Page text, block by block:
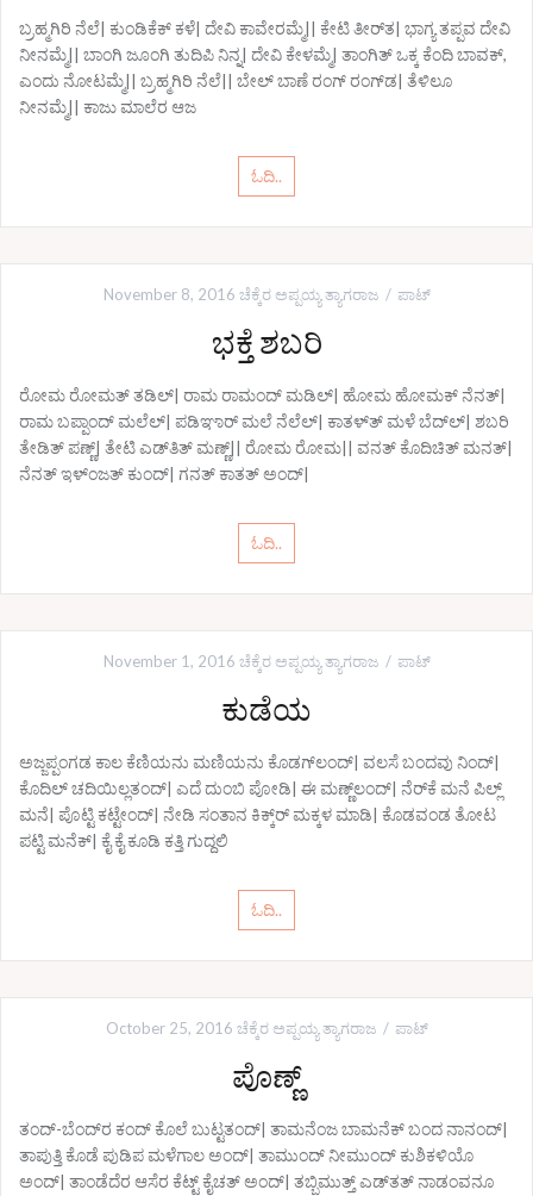
ಬ್ರಹ್ಮಗಿರಿ ನೆಲೆ| ಕುಂಡಿಕೆಕ್ ಕಳೆ| ದೇವಿ ಕಾವೇರಮ್ಮೆ|| ಕೇಟಿ ತೀರ್‌ತ| ಭಾಗ್ಯ ತಪ್ಪವ ದೇವಿ
ನೀನಮ್ಮೆ|| ಬಾಂಗಿ ಜೂಂಗಿ ತುದಿಪಿ ನಿನ್ನ| ದೇವಿ ಕೇಳಮ್ಮೆ| ತಾಂಗಿತ್ ಒಕ್ಕ ಕೆಂದಿ ಬಾವಕ್,
ಎಂದು ನೋಟಮ್ಮೆ|| ಬ್ರಹ್ಮಗಿರಿ ನೆಲೆ|| ಬೇಲ್ ಬಾಣೆ ರಂಗ್ ರಂಗ್‌ಡ| ತೆಳಿಲೂ
ನೀನಮ್ಮೆ|| ಕಾಜು ಮಾಲೆರ ಆಜ
ಓದಿ..
November 8, 2016 ಚೆಕ್ಕೆರ ಅಪ್ಪಯ್ಯ ತ್ಯಾಗರಾಜ ಪಾಟ್
ಭಕ್ತೆ ಶಬರಿ
ರೋಮ ರೋಮತ್ ತಡಿಲ್| ರಾಮ ರಾಮಂದ್ ಮಡಿಲ್| ಹೋಮ ಹೋಮಕ್ ನೆನತ್|
ರಾಮ ಬಪ್ಪಾಂದ್ ಮಲೆಲ್| ಪಡಿಞಾರ್‍ ಮಲೆ ನೆಲೆಲ್| ಕಾತಳ್‌ತ್ ಮಳೆ ಬೆದ್‌ಲ್| ಶಬರಿ
ತೇಡಿತ್ ಪಣ್ಣ್| ತೇಟಿ ಎಡ್‌ತಿತ್ ಮಣ್ಣ್|| ರೋಮ ರೋಮ|| ವನತ್ ಕೊದಿಚಿತ್ ಮನತ್|
ನೆನತ್ ಇಳ್ಂಜತ್ ಕುಂದ್| ಗನತ್ ಕಾತತ್ ಅಂದ್|
ಓದಿ..
November 1, 2016 ಚೆಕ್ಕೆರ ಅಪ್ಪಯ್ಯ ತ್ಯಾಗರಾಜ ಪಾಟ್
ಕುಡೆಯ
ಅಜ್ಜಪ್ಪಂಗಡ ಕಾಲ ಕೆಣಿಯನು ಮಣಿಯನು ಕೊಡಗ್‌ಲಂದ್| ವಲಸೆ ಬಂದವು ನಿಂದ್|
ಕೊದಿಲ್ ಚದಿಯಿಲ್ಲತಂದ್| ಎದೆ ದುಂಬಿ ಪೋಡಿ| ಈ ಮಣ್ಣ್‌ಲಂದ್| ನೆರ್‌ಕೆ ಮನೆ ಪಿಲ್ಲ್
ಮನೆ| ಪೊಟ್ಟಿ ಕಟ್ಟೇಂದ್| ನೇಡಿ ಸಂತಾನ ಕಿಕ್ಕ್‌ರ್‍ ಮಕ್ಕಳ ಮಾಡಿ| ಕೊಡವಂಡ ತೋಟ
ಪಟ್ಟಿ ಮನೆಕ್| ಕೈ ಕೈ ಕೂಡಿ ಕತ್ತಿ ಗುದ್ದಲಿ
ಓದಿ..
October 25, 2016 ಚೆಕ್ಕೆರ ಅಪ್ಪಯ್ಯ ತ್ಯಾಗರಾಜ ಪಾಟ್
ಪೊಣ್ಣ್
ತಂದ್-ಬೆಂದ್‌ರ ಕಂದ್ ಕೊಲೆ ಬುಟ್ಟತಂದ್| ತಾಮನೆಂಜ ಬಾಮನೆಕ್ ಬಂದ ನಾನಂದ್|
ತಾಪುತ್ತಿ ಕೊಡೆ ಪುಡಿಪ ಮಳೆಗಾಲ ಅಂದ್| ತಾಮುಂದ್ ನೀಮುಂದ್ ಕುಶಿಕಳಿಯೊ
ಅಂದ್| ತಾಂಡೆದೆರ ಆಸೆರ ಕೆಟ್ಟ್ ಕೈಚತ್ ಅಂದ್| ತಬ್ಬಿಮುತ್ತ್ ಎಡ್‌ತತ್ ನಾಡಂವನೂ